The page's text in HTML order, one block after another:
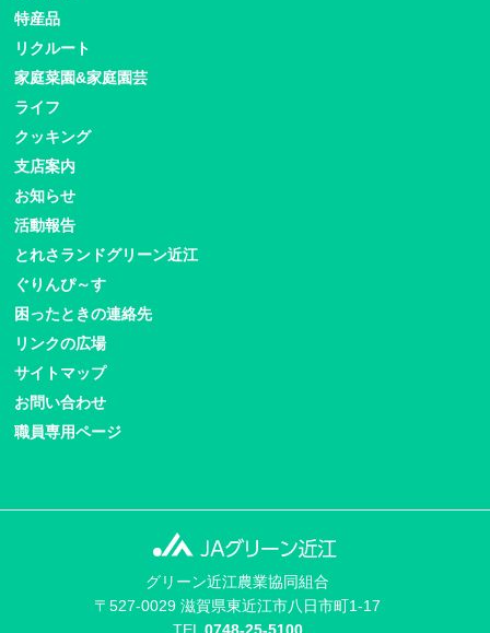
特産品
リクルート
家庭菜園&家庭園芸
ライフ
クッキング
支店案内
お知らせ
活動報告
とれさランドグリーン近江
ぐりんぴ～す
困ったときの連絡先
リンクの広場
サイトマップ
お問い合わせ
職員専用ページ
グリーン近江農業協同組合
〒527-0029 滋賀県東近江市八日市町1-17